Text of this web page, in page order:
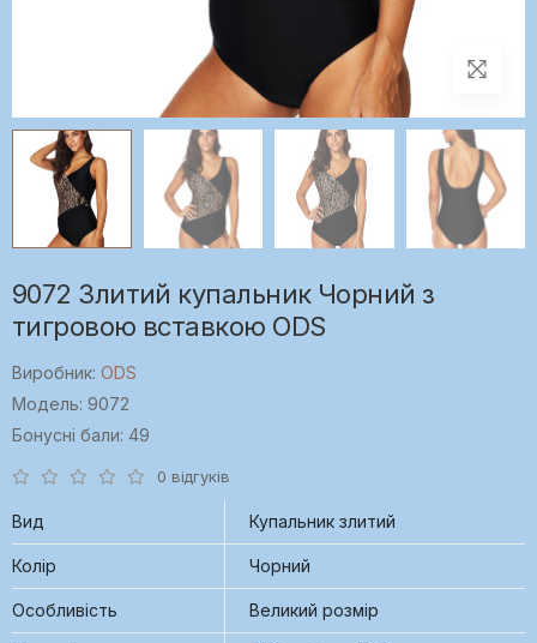
9072 Злитий купальник Чорний з
тигровою вставкою ODS
Виробник: ODS
Модель: 9072
Бонусні бали: 49
0 відгуків
Вид Купальник злитий
Колір Чорний
Особливість Великий розмір